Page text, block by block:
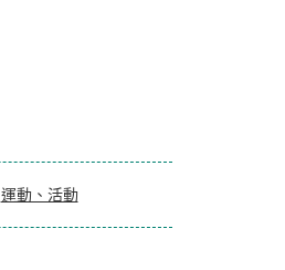
運動、活動